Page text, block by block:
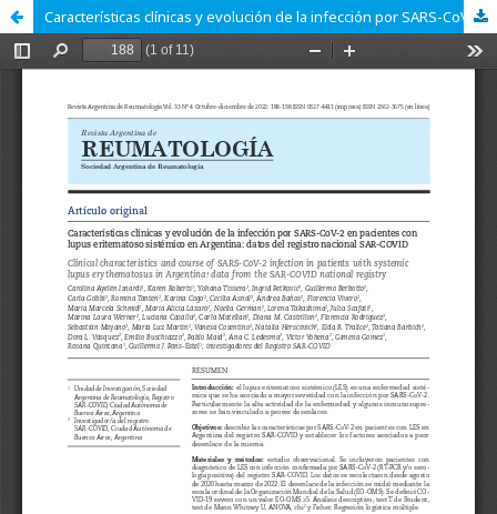
Características clínicas y evolución de la infección por SARS-CoV-2 en pacientes con lupus eritematoso sistémico en Argentina: datos del registro nacional SAR-COVID